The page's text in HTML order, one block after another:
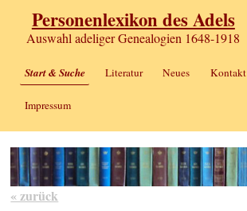
Personenlexikon des Adels
Auswahl adeliger Genealogien 1648-1918
Start & Suche Literatur Neues Kontakt
Impressum
« zurück